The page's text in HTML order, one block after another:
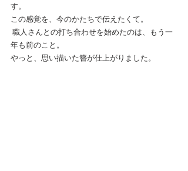
す。
この感覚を、今のかたちで伝えたくて。
年も前のこと。
やっと、思い描いた簪が仕上がりました。